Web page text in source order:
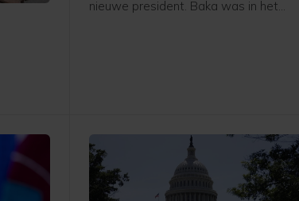
nieuwe president. Baka was in het